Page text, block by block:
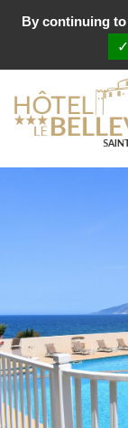
FR EN DE
By continuing